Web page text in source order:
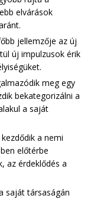
elvárások
jellemzője az új
új impulzusok érik
meg egy
bekategorizálni a
a saját
a nemi
előtérbe
az érdeklődés a
saját társaságán